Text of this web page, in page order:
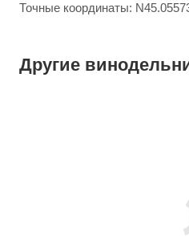
Точные координаты:
Другие